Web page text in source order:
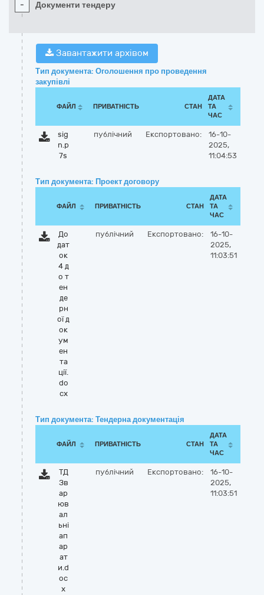
- Документи тендеру
Завантажити архівом
Тип документа: Оголошення про проведення
закупівлі
ФАЙЛ ПРИВАТНІСТЬ СТАН
ДАТА
ТА
ЧАС
sig
n.p
7s
публічний Експортовано:
16-10-
2025,
11:04:53
Тип документа: Проект договору
ФАЙЛ ПРИВАТНІСТЬ СТАН
ДАТА
ТА
ЧАС
До
дат
ок
4 д
о т
ен
де
рн
ої д
ок
ум
ен
та
ції.
do
cx
публічний Експортовано:
16-10-
2025,
11:03:51
Тип документа: Тендерна документація
ФАЙЛ ПРИВАТНІСТЬ СТАН
ДАТА
ТА
ЧАС
ТД
Зв
ар
юв
ал
ьні
ап
ар
ат
и.d
oc
x
публічний Експортовано:
16-10-
2025,
11:03:51